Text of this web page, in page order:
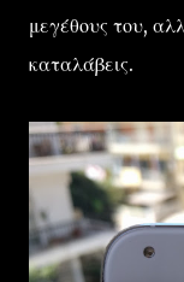
μεγέθους του,
καταλάβεις.